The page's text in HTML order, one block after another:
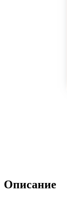
Описание